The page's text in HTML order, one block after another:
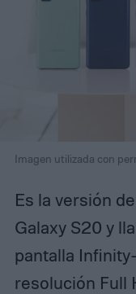
Imagen utilizada con
Es la versión
Galaxy S20 y
pantalla
resolución Full